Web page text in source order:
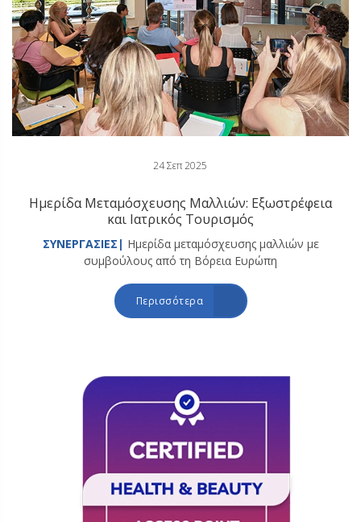
24 Σεπ 2025
Ημερίδα Μεταμόσχευσης Μαλλιών: Εξωστρέφεια
και Ιατρικός Τουρισμός
ΣΥΝΕΡΓΑΣΙΕΣ| Ημερίδα μεταμόσχευσης μαλλιών με
συμβούλους από τη Βόρεια Ευρώπη
Περισσότερα